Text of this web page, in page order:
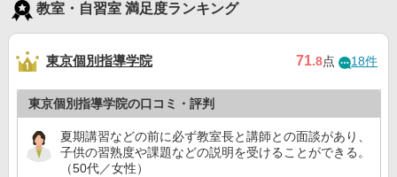
教室・自習室 満足度ランキング
東京個別指導学院 71.8点 18件
東京個別指導学院の口コミ・評判
夏期講習などの前に必ず教室長と講師との面談があり、
子供の習熟度や課題などの説明を受けることができる。
（50代／女性）